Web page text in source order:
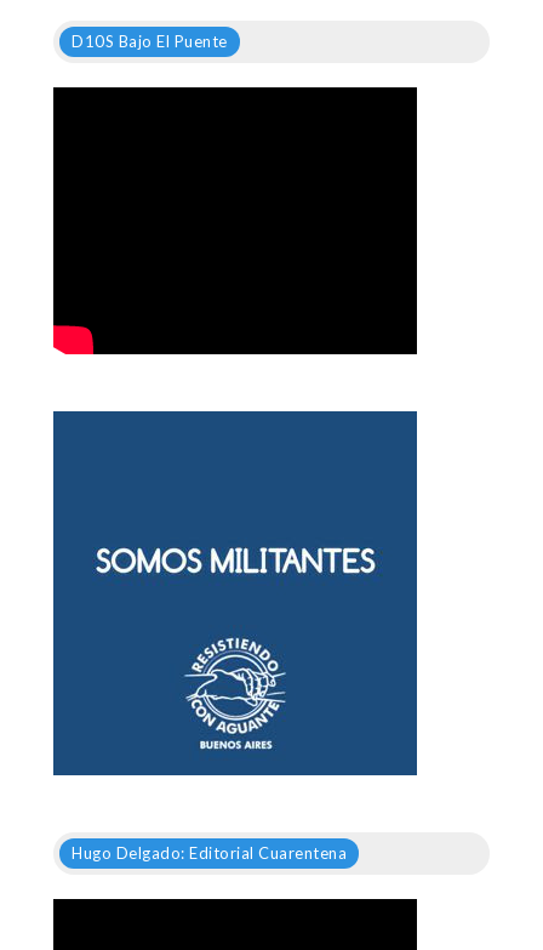
D10S Bajo El Puente
Hugo Delgado: Editorial Cuarentena